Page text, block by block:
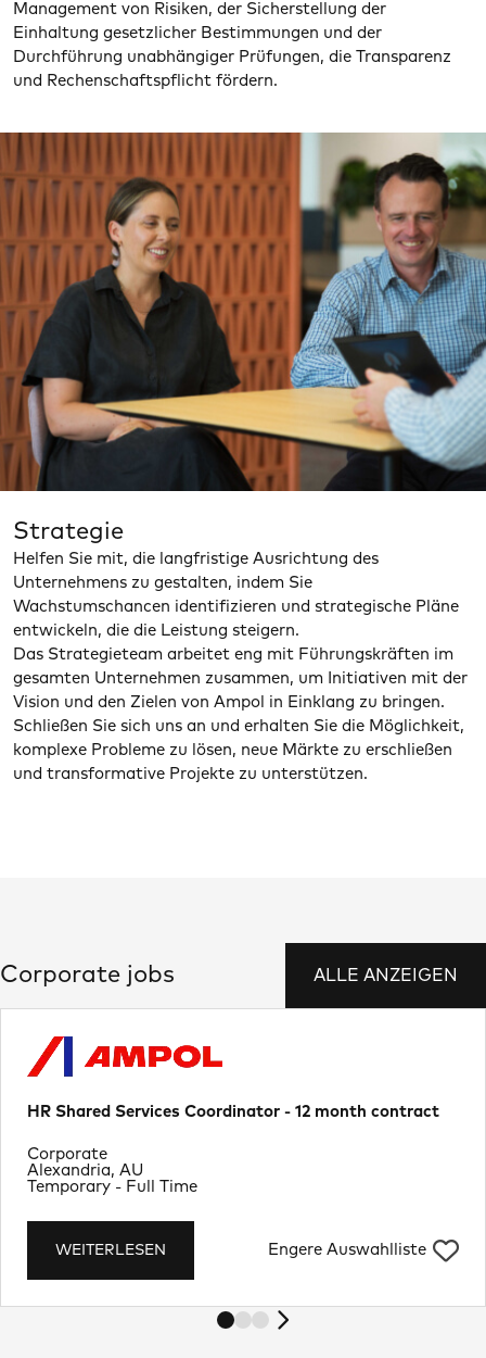
Management von Risiken, der Sicherstellung der
Einhaltung gesetzlicher Bestimmungen und der
Durchführung unabhängiger Prüfungen, die Transparenz
und Rechenschaftspflicht fördern.
Strategie
Helfen Sie mit, die langfristige Ausrichtung des
Unternehmens zu gestalten, indem Sie
Wachstumschancen identifizieren und strategische Pläne
entwickeln, die die Leistung steigern.
Das Strategieteam arbeitet eng mit Führungskräften im
gesamten Unternehmen zusammen, um Initiativen mit der
Vision und den Zielen von Ampol in Einklang zu bringen.
Schließen Sie sich uns an und erhalten Sie die Möglichkeit,
komplexe Probleme zu lösen, neue Märkte zu erschließen
und transformative Projekte zu unterstützen.
Corporate jobs ALLE ANZEIGEN
HR Shared Services Coordinator - 12 month contract
WEITERLESEN Engere Auswahlliste
Ort
Alexandria, AU
Department
Corporate
Job Type
Temporary - Full Time